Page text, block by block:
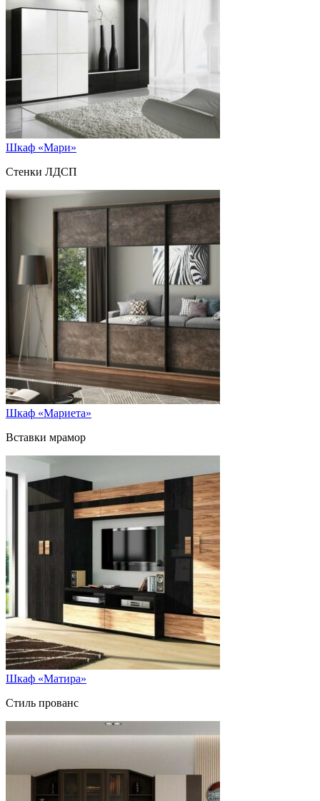
Шкаф «Мари»
Стенки ЛДСП
Шкаф «Мариета»
Вставки мрамор
Шкаф «Матира»
Стиль прованс